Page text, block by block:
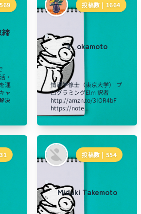
・
運
ャ
決
投稿数 | 1664
k_okamoto
情報学修士（東京大学） プ
ログラミングElm 訳者
http://amzn.to/3IOR4bF
https://note...
投稿数 | 554
Miduki Takemoto